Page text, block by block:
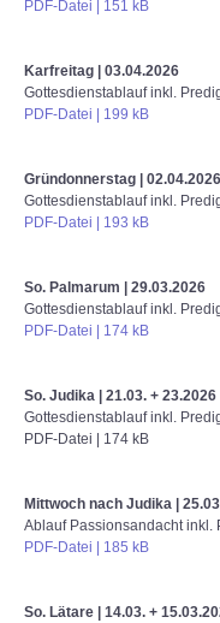
PDF-Datei | 151 kB
Karfreitag | 03.04.2026
Gottesdienstablauf inkl.
PDF-Datei | 199 kB
Gründonnerstag | 02.04.2026
Gottesdienstablauf inkl.
PDF-Datei | 193 kB
So. Palmarum | 29.03.2026
Gottesdienstablauf inkl.
PDF-Datei | 174 kB
So. Judika | 21.03. + 23.2026
Gottesdienstablauf inkl.
PDF-Datei | 174 kB
Mittwoch nach Judika |
Ablauf Passionsandacht inkl.
PDF-Datei | 185 kB
So. Lätare | 14.03. +